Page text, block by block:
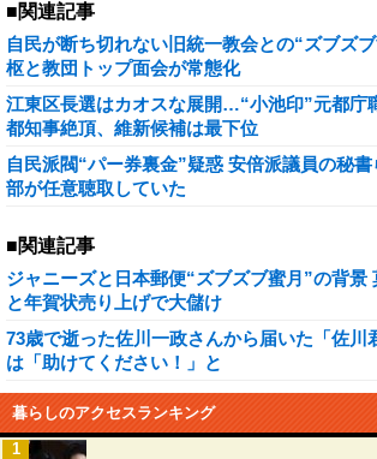
■関連記事
自民が断ち切れない旧統一教会との“ズブズ
枢と教団トップ面会が常態化
江東区長選はカオスな展開…“小池印”元都庁
都知事絶頂、維新候補は最下位
自民派閥“パー券裏金”疑惑 安倍派議員の秘
部が任意聴取していた
■関連記事
ジャニーズと日本郵便“ズブズブ蜜月”の背景
と年賀状売り上げで大儲け
73歳で逝った佐川一政さんから届いた「佐川
は「助けてください！」と
暮らしのアクセスランキング
1